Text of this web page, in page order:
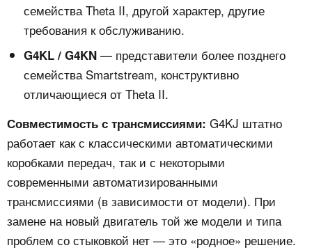
семейства Theta II, другой характер, другие
требования к обслуживанию.
G4KL / G4KN — представители более позднего
семейства Smartstream, конструктивно
отличающиеся от Theta II.
Совместимость с трансмиссиями: G4KJ штатно
работает как с классическими автоматическими
коробками передач, так и с некоторыми
современными автоматизированными
трансмиссиями (в зависимости от модели). При
замене на новый двигатель той же модели и типа
проблем со стыковкой нет — это «родное» решение.